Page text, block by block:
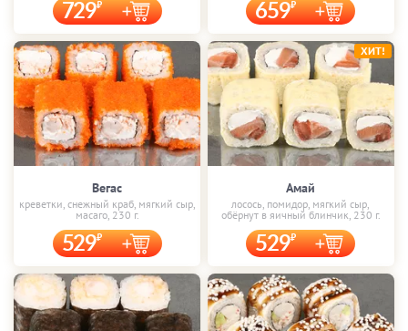
729 659
Вегас
креветки, снежный краб, мягкий сыр,
масаго, 230 г.
529
Амай
лосось, помидор, мягкий сыр,
обёрнут в яичный блинчик, 230 г.
529
ХИТ!